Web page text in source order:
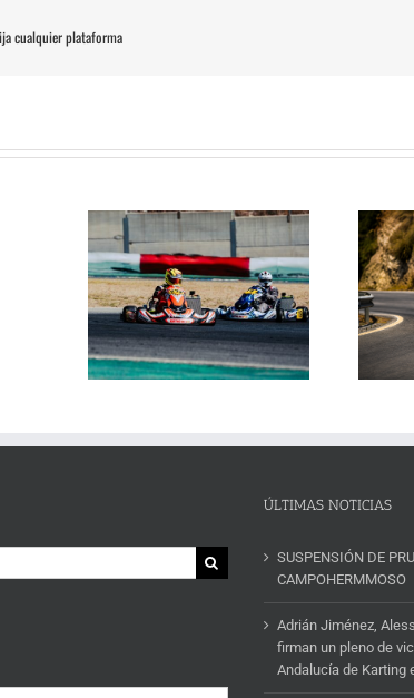
cualquier plataforma
Humberto Janssens conquista la
Subida al Cerro de los Cañones
de Lanjarón 2026 en un brillante
fin de semana de automovilismo
ÚLTIMAS NOTICIAS
SUSPENSIÓN DE
CAMPOHERMMOSO
Adrián Jiménez,
firman un pleno de
Andalucía de Karting